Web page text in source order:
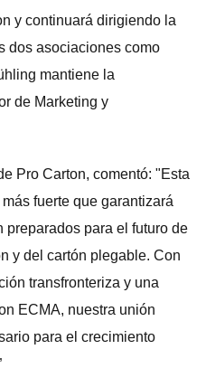
y continuará dirigiendo la
dos asociaciones como
mantiene la
de Marketing y
Pro Carton, comentó: "Esta
fuerte que garantizará
preparados para el futuro de
y del cartón plegable. Con
transfronteriza y una
ECMA, nuestra unión
para el crecimiento